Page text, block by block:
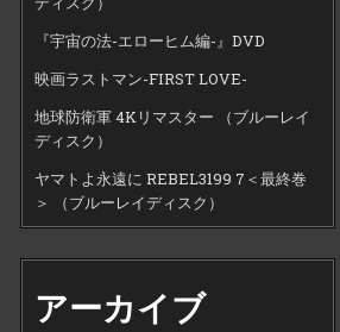
『宇宙の法-エローヒム編-』DVD
映画ラストマン-FIRST LOVE-
地球防衛軍 4Kリマスター （ブルーレイ
ディスク）
ヤマトよ永遠に REBEL3199 7＜最終巻
＞ （ブルーレイディスク）
アーカイブ